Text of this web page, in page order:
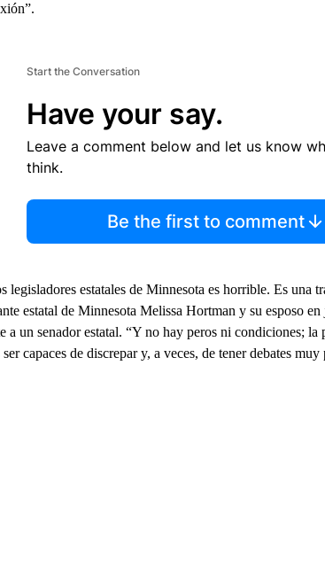
Start the Conversation
Have your say.
Leave a comment below and let us know
think.
Be the first to comment
legisladores estatales de Minnesota es horrible. Es una
estatal de Minnesota Melissa Hortman y su esposo
a un senador estatal. “Y no hay peros ni condiciones; la
capaces de discrepar y, a veces, de tener debates